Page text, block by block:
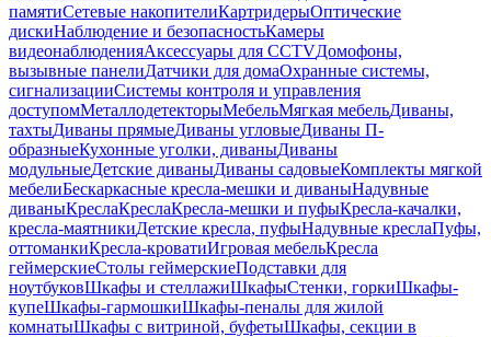
памятиСетевые накопителиКартридерыОптические
дискиНаблюдение и безопасностьКамеры
видеонаблюденияАксессуары для CCTVДомофоны,
вызывные панелиДатчики для домаОхранные системы,
сигнализацииСистемы контроля и управления
доступомМеталлодетекторыМебельМягкая мебельДиваны,
тахтыДиваны прямыеДиваны угловыеДиваны П-
образныеКухонные уголки, диваныДиваны
модульныеДетские диваныДиваны садовыеКомплекты мягкой
мебелиБескаркасные кресла-мешки и диваныНадувные
диваныКреслаКреслаКресла-мешки и пуфыКресла-качалки,
кресла-маятникиДетские кресла, пуфыНадувные креслаПуфы,
оттоманкиКресла-кроватиИгровая мебельКресла
геймерскиеСтолы геймерскиеПодставки для
ноутбуковШкафы и стеллажиШкафыСтенки, горкиШкафы-
купеШкафы-гармошкиШкафы-пеналы для жилой
комнатыШкафы с витриной, буфетыШкафы, секции в